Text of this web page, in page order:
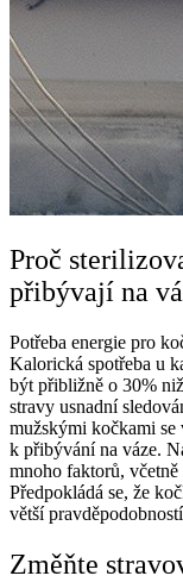
Proč
přibývají na
Potřeba energie pro
Kalorická spotřeba u
být přibližně o 30%
stravy usnadní
mužskými kočkami
k přibývání na váze.
mnoho faktorů,
Předpokládá se, že
větší
Změňte